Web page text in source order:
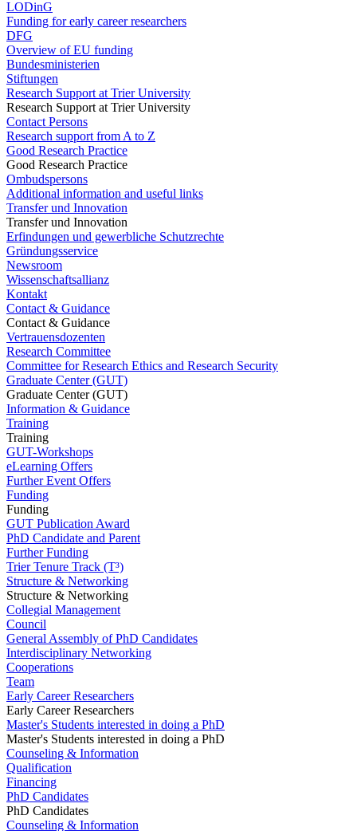
LODinG
Funding for early career researchers
DFG
Overview of EU funding
Bundesministerien
Stiftungen
Research Support at Trier University
Research Support at Trier University
Contact Persons
Research support from A to Z
Good Research Practice
Good Research Practice
Ombudspersons
Additional information and useful links
Transfer und Innovation
Transfer und Innovation
Erfindungen und gewerbliche Schutzrechte
Gründungsservice
Newsroom
Wissenschaftsallianz
Kontakt
Contact & Guidance
Contact & Guidance
Vertrauensdozenten
Research Committee
Committee for Research Ethics and Research Security
Graduate Center (GUT)
Graduate Center (GUT)
Information & Guidance
Training
Training
GUT-Workshops
eLearning Offers
Further Event Offers
Funding
Funding
GUT Publication Award
PhD Candidate and Parent
Further Funding
Trier Tenure Track (T³)
Structure & Networking
Structure & Networking
Collegial Management
Council
General Assembly of PhD Candidates
Interdisciplinary Networking
Cooperations
Team
Early Career Researchers
Early Career Researchers
Master's Students interested in doing a PhD
Master's Students interested in doing a PhD
Counseling & Information
Qualification
Financing
PhD Candidates
PhD Candidates
Counseling & Information